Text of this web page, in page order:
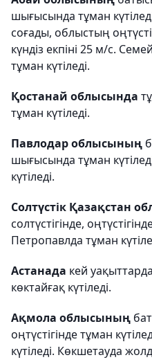
шығысында тұман
соғады, облыстың
күндіз екпіні 25 м/с.
тұман күтіледі.
Қостанай облысында
тұман күтіледі.
Павлодар облысының
шығысында тұман
күтіледі.
Солтүстік Қазақстан
солтүстігінде,
Петропавлда тұман
Астанада кей
көктайғақ күтіледі.
Ақмола облысының
оңтүстігінде тұман
күтіледі. Көкшетауда